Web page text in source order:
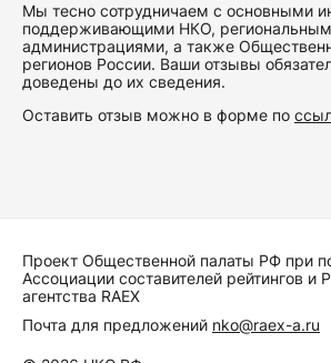
Мы тесно сотрудничаем с основными
поддерживающими НКО,
администрациями, а также
регионов России. Ваши отзывы
доведены до их сведения.
Оставить отзыв можно в форме по
Проект Общественной палаты РФ при
Ассоциации составителей рейтингов и
агентства RAEX
Почта для предложений nko@raex-a.ru